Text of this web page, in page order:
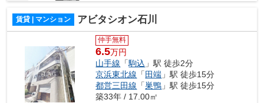
賃貸 | マンション アビタシオン石川
仲手無料
6.5万円
山手線 「駒込 」駅 徒歩2分
京浜東北線 「 田端 」駅 徒歩15分
都営三田線 「巣鴨 」駅 徒歩15分
築33年 / 17.00㎡